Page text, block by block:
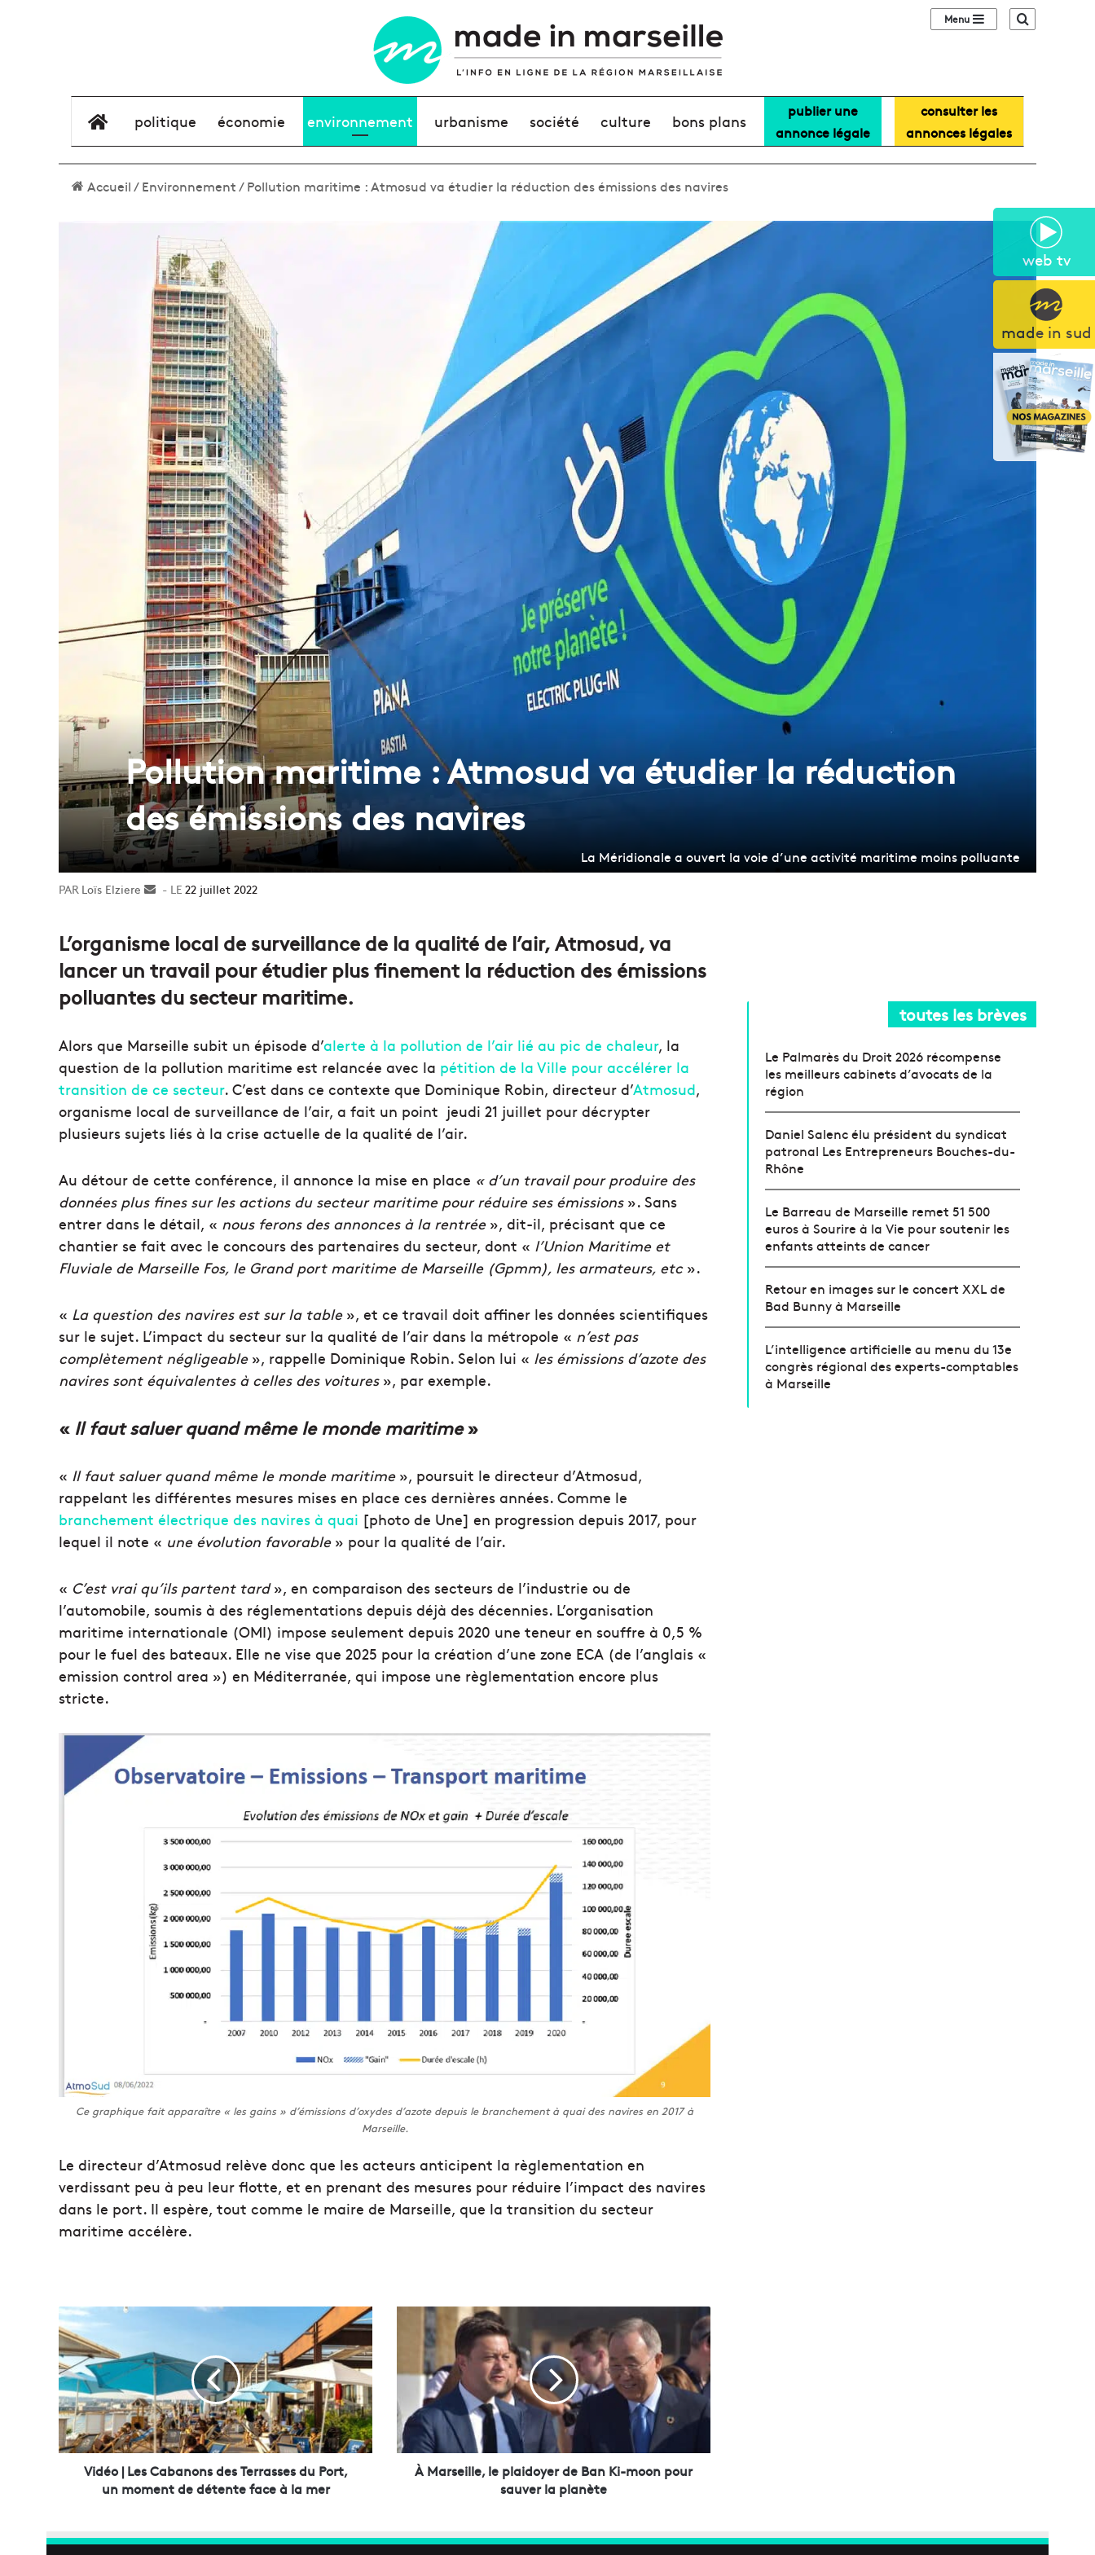
web tv
made in sud
Sidebar (barre
élément de menu
politique économie environnement urbanisme société culture bons plans
publier une
annonce légale
consulter les
annonces légales
Accueil/Environnement/Pollution maritime : Atmosud va étudier la réduction des émissions des navires
Pollution maritime : Atmosud va étudier la réduction
des émissions des navires
La Méridionale a ouvert la voie d’une activité maritime moins polluante
Loïs Elziere
Envoyer22 juillet 2022
L’organisme local de surveillance de la qualité de l’air, Atmosud, va
lancer un travail pour étudier plus finement la réduction des émissions
polluantes du secteur maritime.
Alors que Marseille subit un épisode d’alerte à la pollution de l’air lié au pic de chaleur, la
question de la pollution maritime est relancée avec la pétition de la Ville pour accélérer la
transition de ce secteur. C’est dans ce contexte que Dominique Robin, directeur d’Atmosud,
organisme local de surveillance de l’air, a fait un point jeudi 21 juillet pour décrypter
plusieurs sujets liés à la crise actuelle de la qualité de l’air.
Au détour de cette conférence, il annonce la mise en place « d’un travail pour produire des
données plus fines sur les actions du secteur maritime pour réduire ses émissions». Sans
entrer dans le détail, « nous ferons des annonces à la rentrée», dit-il, précisant que ce
chantier se fait avec le concours des partenaires du secteur, dont « l’Union Maritime et
Fluviale de Marseille Fos, le Grand port maritime de Marseille (Gpmm), les armateurs, etc».
« La question des navires est sur la table», et ce travail doit affiner les données scientifiques
sur le sujet. L’impact du secteur sur la qualité de l’air dans la métropole « n’est pas
complètement négligeable», rappelle Dominique Robin. Selon lui « les émissions d’azote des
navires sont équivalentes à celles des voitures», par exemple.
« Il faut saluer quand même le monde maritime»
« Il faut saluer quand même le monde maritime», poursuit le directeur d’Atmosud,
rappelant les différentes mesures mises en place ces dernières années. Comme le
branchement électrique des navires à quai [photo de Une] en progression depuis 2017, pour
lequel il note « une évolution favorable» pour la qualité de l’air.
« C’est vrai qu’ils partent tard», en comparaison des secteurs de l’industrie ou de
l’automobile, soumis à des réglementations depuis déjà des décennies. L’organisation
maritime internationale (OMI) impose seulement depuis 2020 une teneur en souffre à 0,5 %
pour le fuel des bateaux. Elle ne vise que 2025 pour la création d’une zone ECA (de l’anglais «
emission control area ») en Méditerranée, qui impose une règlementation encore plus
stricte.
Ce graphique fait apparaître « les gains » d’émissions d’oxydes d’azote depuis le branchement à quai des navires en 2017 à
Marseille.
Le directeur d’Atmosud relève donc que les acteurs anticipent la règlementation en
verdissant peu à peu leur flotte, et en prenant des mesures pour réduire l’impact des navires
dans le port. Il espère, tout comme le maire de Marseille, que la transition du secteur
maritime accélère.
V
i
d
é
o
|
L
e
s
n
Vidéo | Les Cabanons des Terrasses du Port,
un moment de détente face à la mer
e
i
l
p
À Marseille, le plaidoyer de Ban Ki-moon pour
sauver la planète
toutes les brèves
Le Palmarès du Droit 2026 récompense
les meilleurs cabinets d’avocats de la
région
Daniel Salenc élu président du syndicat
patronal Les Entrepreneurs Bouches-du-
Rhône
Le Barreau de Marseille remet 51 500
euros à Sourire à la Vie pour soutenir les
enfants atteints de cancer
Retour en images sur le concert XXL de
Bad Bunny à Marseille
L’intelligence artificielle au menu du 13e
congrès régional des experts-comptables
à Marseille